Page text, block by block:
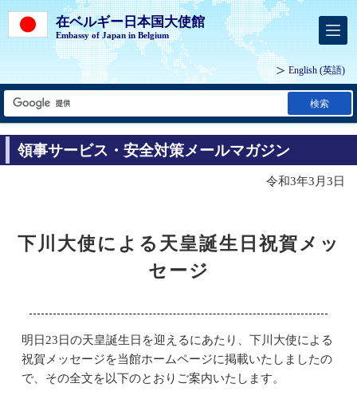
在ベルギー日本国大使館
Embassy of Japan in Belgium
English (英語)
検索
領事サービス・安全対策メールマガジン
令和3年3月3日
下川大使による天皇誕生日祝賀メッ
セージ
明日23日の天皇誕生日を迎えるにあたり、下川大使による
祝賀メッセージを当館ホームページに掲載いたしましたの
で、その全文を以下のとおりご案内いたします。